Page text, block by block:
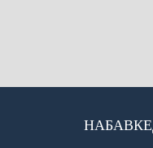
НАБАВКЕ